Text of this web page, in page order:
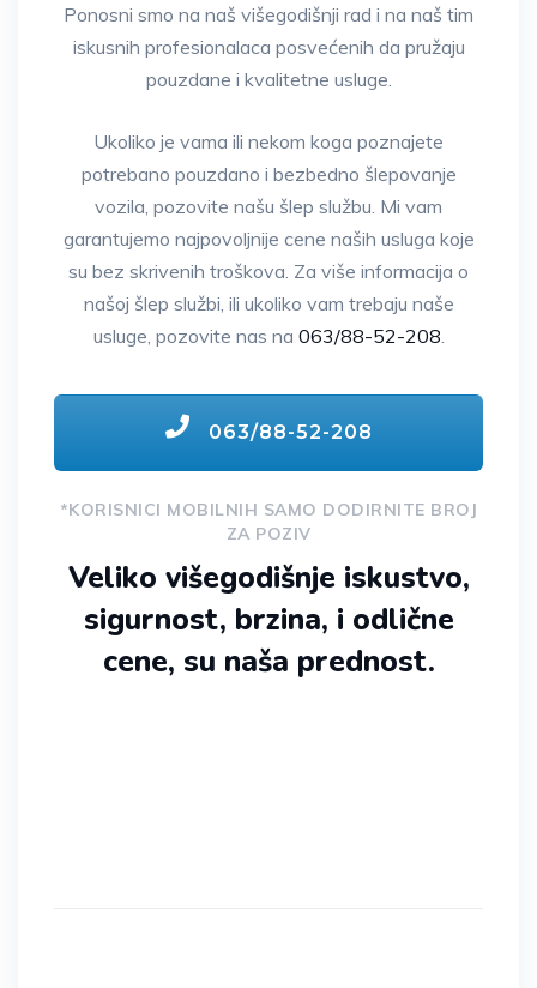
Ponosni smo na naš višegodišnji rad i na naš tim
iskusnih profesionalaca posvećenih da pružaju
pouzdane i kvalitetne usluge.
Ukoliko je vama ili nekom koga poznajete
potrebano pouzdano i bezbedno šlepovanje
vozila, pozovite našu šlep službu. Mi vam
garantujemo najpovoljnije cene naših usluga koje
su bez skrivenih troškova. Za više informacija o
našoj šlep službi, ili ukoliko vam trebaju naše
usluge, pozovite nas na 063/88-52-208.
063/88-52-208
*KORISNICI MOBILNIH SAMO DODIRNITE BROJ
ZA POZIV
Veliko višegodišnje iskustvo,
sigurnost, brzina, i odlične
cene, su naša prednost.